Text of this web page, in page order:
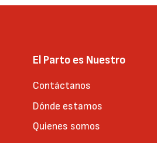
El Parto es Nuestro
Contáctanos
Dónde estamos
Quienes somos